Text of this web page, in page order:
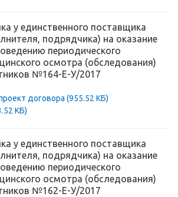
у единственного поставщика
подрядчика) на оказание
периодического
осмотра (обследования)
№164-Е-У/2017
договора (955.52 КБ)
КБ)
у единственного поставщика
подрядчика) на оказание
периодического
осмотра (обследования)
№162-Е-У/2017